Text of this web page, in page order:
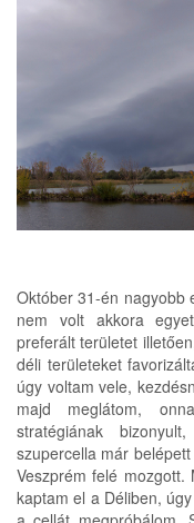
Október 31-én nagyobb
nem volt akkora
preferált területet
déli területeket
úgy voltam vele,
majd meglátom,
stratégiának
szupercella már
Veszprém felé
kaptam el a Déliben,